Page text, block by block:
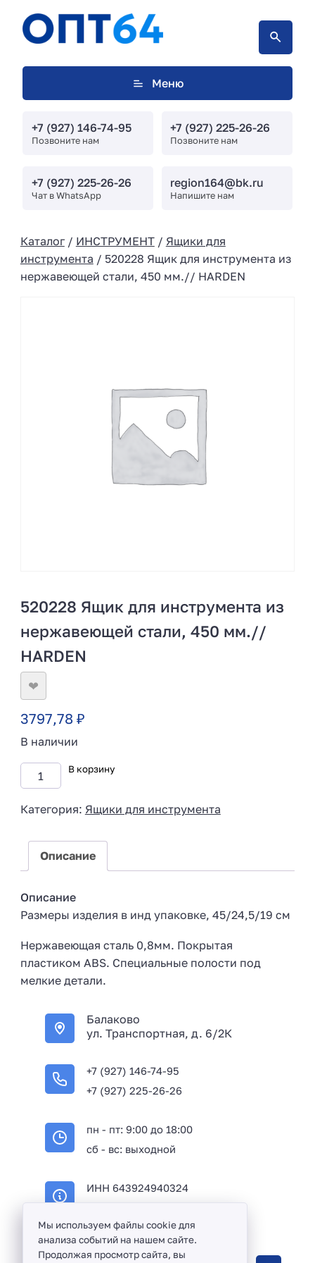
Меню
+7 (927) 146-74-95
Позвоните нам
+7 (927) 225-26-26
Позвоните нам
+7 (927) 225-26-26
Чат в WhatsApp
region164@bk.ru
Напишите нам
Каталог/ ИНСТРУМЕНТ/ Ящики для
инструмента / 520228 Ящик для инструмента из
нержавеющей стали, 450 мм.// HARDEN
520228 Ящик для инструмента из
нержавеющей стали, 450 мм.//
HARDEN
❤
3797,78 ₽
В наличии
В корзину
Категория: Ящики для инструмента
Описание
Описание
Размеры изделия в инд упаковке, 45/24,5/19 см
Нержавеющая сталь 0,8мм. Покрытая
пластиком ABS. Специальные полости под
мелкие детали.
Балаково
ул. Транспортная, д. 6/2К
+7 (927) 146-74-95
+7 (927) 225-26-26
пн - пт: 9:00 до 18:00
сб - вс: выходной
ИНН 643924940324
Мы используем файлы cookie для
анализа событий на нашем сайте.
Продолжая просмотр сайта, вы